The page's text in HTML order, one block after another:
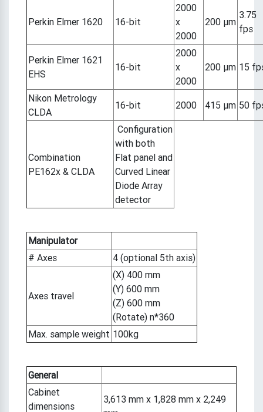
Perkin Elmer 1620 16-bit
2000
x
2000
200 µm
3.75
fps
Perkin Elmer 1621
EHS
16-bit
2000
x
2000
200 µm 15
Nikon Metrology
CLDA
16-bit 2000 415 µm 50
Combination
PE162x & CLDA
Configuration
with both
Flat panel and
Curved Linear
Diode Array
detector
Manipulator
# Axes
4 (optional 5th axis)
Axes travel
(X) 400 mm
(Y) 600 mm
(Z) 600 mm
(Rotate) n*360
Max. sample weight 100kg
General
Cabinet
dimensions
3,613 mm x 1,828 mm x 2,249